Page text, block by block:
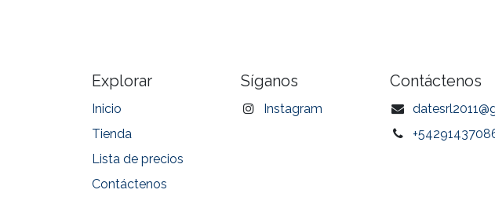
Explorar
Inicio
Tienda
Lista de precios
Contáctenos
Síganos
Instagram
Contáctenos